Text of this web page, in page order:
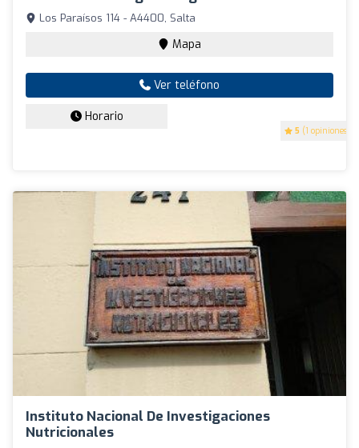
5 (1 opiniones)
Los Paraísos 114 - A4400, Salta
Mapa
Ver teléfono
Horario
Instituto Nacional De Investigaciones
Nutricionales